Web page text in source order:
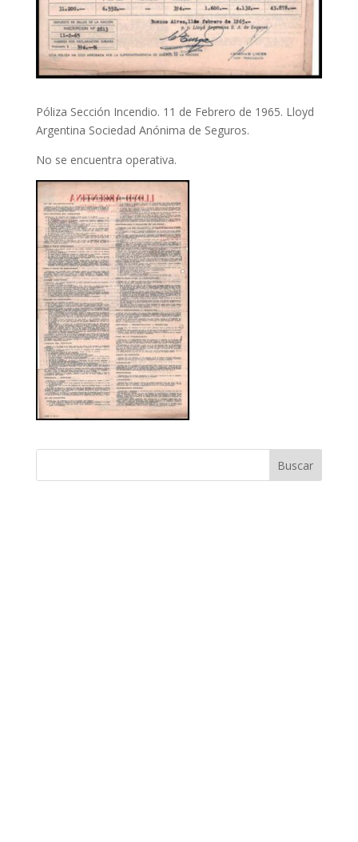
Póliza Sección Incendio. 11 de Febrero de 1965. Lloyd
Argentina Sociedad Anónima de Seguros.
No se encuentra operativa.